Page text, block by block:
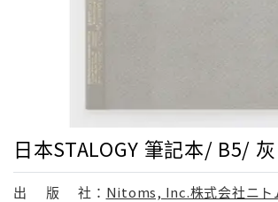
日本STALOGY 筆記本/ B5/ 灰
出 版 社： Nitoms, Inc.株式会社ニト